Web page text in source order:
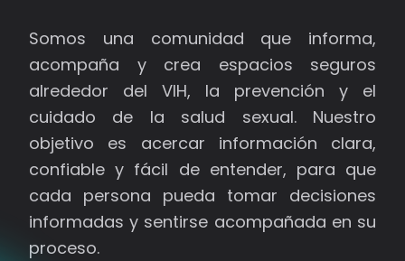
Somos una comunidad que informa,
acompaña y crea espacios seguros
alrededor del VIH, la prevención y el
cuidado de la salud sexual. Nuestro
objetivo es acercar información clara,
confiable y fácil de entender, para que
cada persona pueda tomar decisiones
informadas y sentirse acompañada en su
proceso.